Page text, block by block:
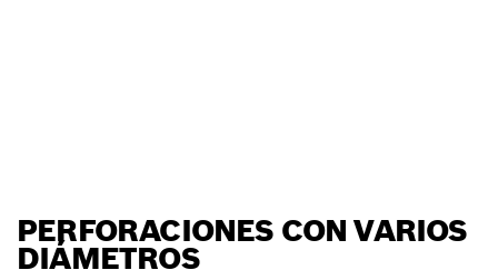
PERFORACIONES CON VARIOS
DIÁMETROS